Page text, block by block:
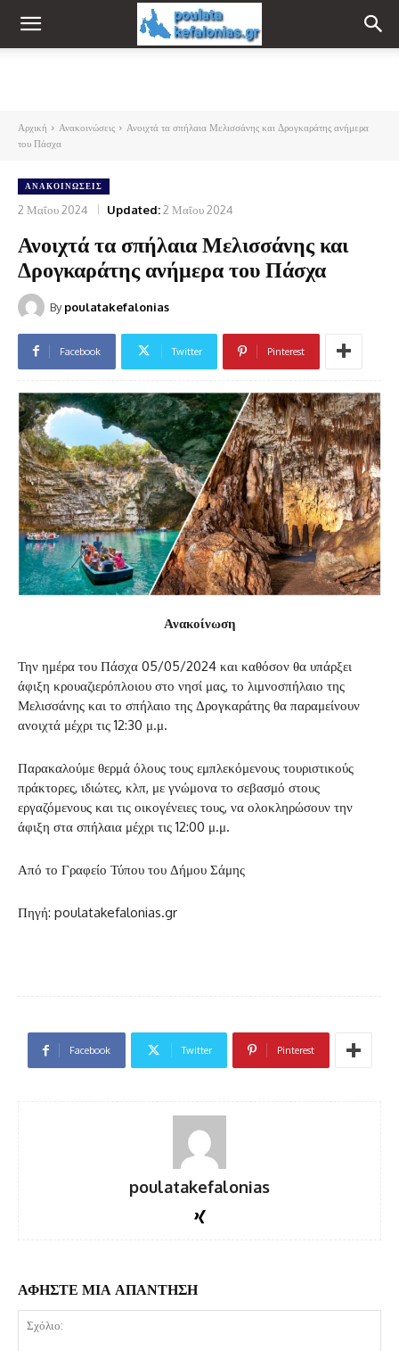
Αρχική Ανακοινώσεις
Ανοιχτά τα σπήλαια Μελισσάνης και Δρογκαράτης ανήμερα
του Πάσχα
ΑΝΑΚΟΙΝΏΣΕΙΣ
2 Μαΐου 2024 Updated:2 Μαΐου 2024
Ανοιχτά τα σπήλαια Μελισσάνης και
Δρογκαράτης ανήμερα του Πάσχα
By poulatakefalonias
Facebook Twitter Pinterest
Ανακοίνωση
Την ημέρα του Πάσχα 05/05/2024 και καθόσον θα υπάρξει
άφιξη κρουαζιερόπλοιου στο νησί μας, το λιμνοσπήλαιο της
Μελισσάνης και το σπήλαιο της Δρογκαράτης θα παραμείνουν
ανοιχτά μέχρι τις 12:30 μ.μ.
Παρακαλούμε θερμά όλους τους εμπλεκόμενους τουριστικούς
πράκτορες, ιδιώτες, κλπ, με γνώμονα το σεβασμό στους
εργαζόμενους και τις οικογένειες τους, να ολοκληρώσουν την
άφιξη στα σπήλαια μέχρι τις 12:00 μ.μ.
Από το Γραφείο Τύπου του Δήμου Σάμης
Πηγή: poulatakefalonias.gr
Facebook Twitter Pinterest
poulatakefalonias
ΑΦΗΣΤΕ ΜΙΑ ΑΠΑΝΤΗΣΗ